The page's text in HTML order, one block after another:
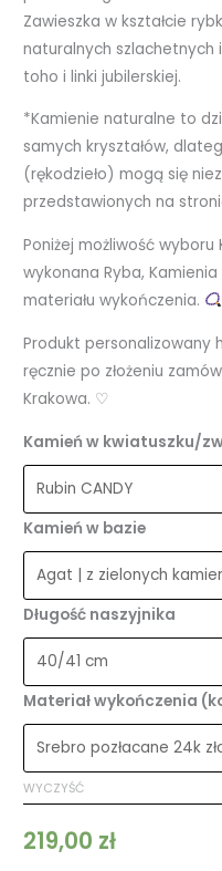
Zawieszka w kształcie
naturalnych szlachetnych
toho i linki jubilerskiej.
*Kamienie naturalne to
samych kryształów,
(rękodzieło) mogą się
przedstawionych na
Poniżej możliwość
wykonana Ryba,
materiału wykończenia.
Produkt personalizowany
ręcznie po złożeniu
Krakowa. ♡
Kamień w kwiatuszku/
Kamień w bazie
Długość naszyjnika
Materiał wykończenia
WYCZYŚĆ
219,00 zł